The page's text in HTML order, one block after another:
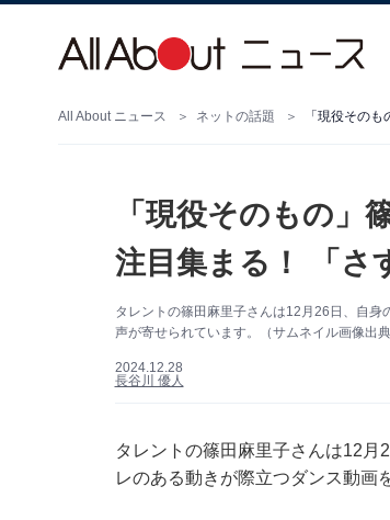
All About ニュース ネットの話題 「現役その
「現役そのもの」
注目集まる！ 「さ
タレントの篠田麻里子さんは12月26日、自
声が寄せられています。（サムネイル画像出
2024.12.28
長谷川 優人
タレントの篠田麻里子さんは12
レのある動きが際立つダンス動画